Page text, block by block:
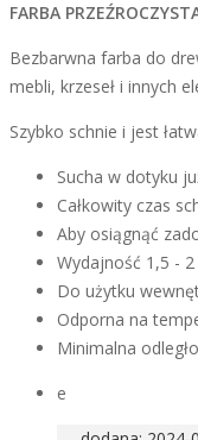
FARBA
Bezbarwna farba do
mebli, krzeseł i innych
Szybko schnie i jest
Sucha w dotyku
Całkowity czas
Aby osiągnąć
Wydajność 1,5 - 2
Do użytku
Odporna na
Minimalna
e